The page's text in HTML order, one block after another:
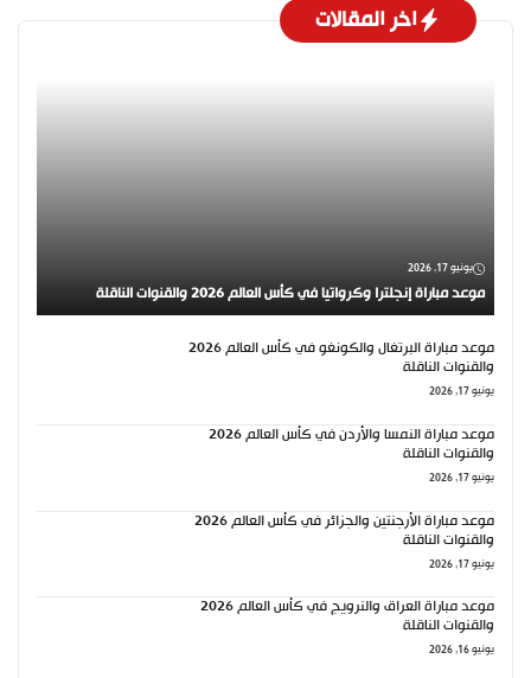
اخر المقالات
يونيو 17, 2026
موعد مباراة إنجلترا وكرواتيا في كأس العالم 2026 والقنوات الناقلة
موعد مباراة البرتغال والكونغو في كأس العالم 2026
والقنوات الناقلة
يونيو 17, 2026
موعد مباراة النمسا والأردن في كأس العالم 2026
والقنوات الناقلة
يونيو 17, 2026
موعد مباراة الأرجنتين والجزائر في كأس العالم 2026
والقنوات الناقلة
يونيو 17, 2026
موعد مباراة العراق والنرويج في كأس العالم 2026
والقنوات الناقلة
يونيو 16, 2026